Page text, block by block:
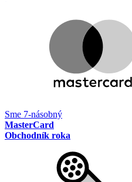
Sme 7-násobný
MasterCard
Obchodník roka